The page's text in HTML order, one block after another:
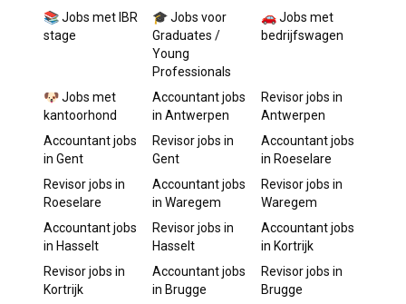
📚 Jobs met IBR
stage
🎓 Jobs voor
Graduates /
Young
Professionals
🚗 Jobs met
bedrijfswagen
🐶 Jobs met
kantoorhond
Accountantjobs
in Antwerpen
Revisorjobs in
Antwerpen
Accountantjobs
in Gent
Revisorjobs in
Gent
Accountantjobs
in Roeselare
Revisorjobs in
Roeselare
Accountantjobs
in Waregem
Revisorjobs in
Waregem
Accountantjobs
in Hasselt
Revisorjobs in
Hasselt
Accountantjobs
in Kortrijk
Revisorjobs in
Kortrijk
Accountantjobs
in Brugge
Revisorjobs in
Brugge